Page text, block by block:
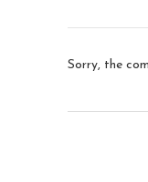
Sorry, the